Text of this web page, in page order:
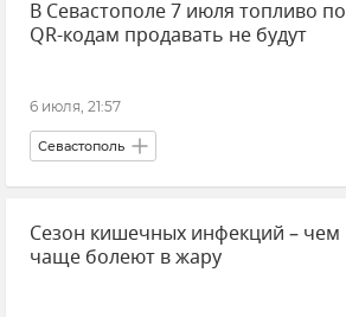
В Севастополе 7 июля топливо по
QR-кодам продавать не будут
6 июля, 21:57
Севастополь
Сезон кишечных инфекций – чем
чаще болеют в жару